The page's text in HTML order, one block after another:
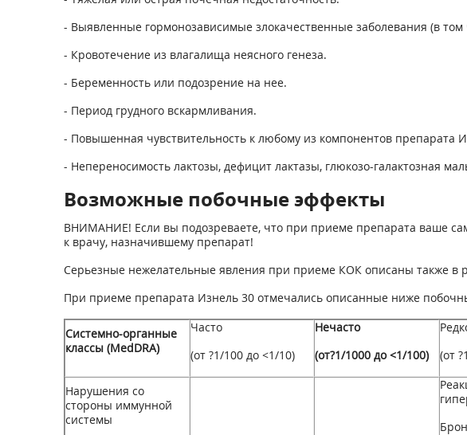
- Выявленные гормонозависимые злокачественные заболевания (в
- Кровотечение из влагалища неясного генеза.
- Беременность или подозрение на нее.
- Период грудного вскармливания.
- Повышенная чувствительность к любому из компонентов препарата
- Непереносимость лактозы, дефицит лактазы, глюкозо-галактозная
Возможные побочные эффекты
ВНИМАНИЕ! Если вы подозреваете, что при приеме препарата ваше
к врачу, назначившему препарат!
Серьезные нежелательные явления при приеме КОК описаны также в
При приеме препарата Изнель 30 отмечались описанные ниже
Системно-органные
классы (MedDRA)
Часто
(от ?1/100 до <1/10)
Нечасто
(от?1/1000 до <1/100)
(от
Нарушения со
стороны иммунной
системы